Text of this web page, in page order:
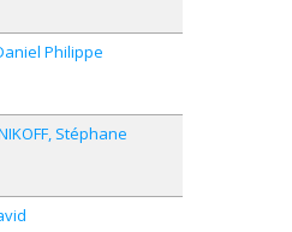
Philippe
Stéphane